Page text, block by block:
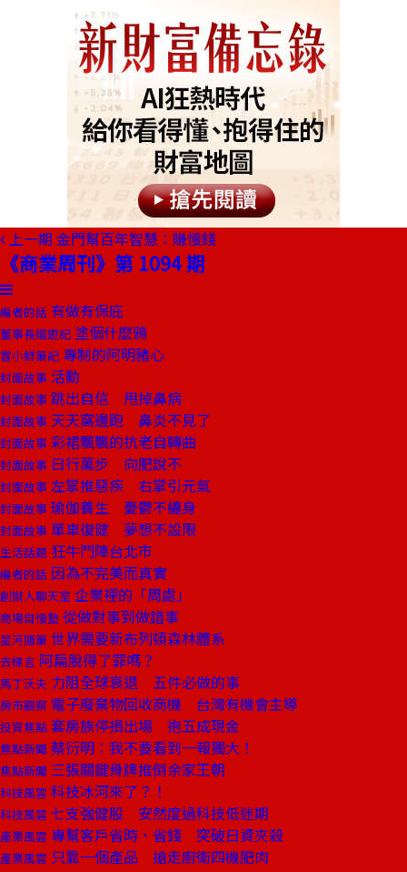
上一期 金門幫百年智慧：賺慢錢
《商業周刊》第 1094 期
編者的話 有做有保庇
董事長嬉遊記 塗個什麼鴉
嘗小鮮筆記 專制的阿明豬心
封面故事 活動
封面故事 跳出自信 甩掉鼻病
封面故事 天天窩邊跑 鼻炎不見了
封面故事 彩裙飄飄的抗老自轉曲
封面故事 日行萬步 向肥說不
封面故事 左掌推惡疾 右掌引元氣
封面故事 瑜伽養生 憂鬱不纏身
封面故事 單車復健 夢想不設限
生活話題 狂牛鬥陣台北市
編者的話 因為不完美而真實
創辦人聊天室 企業裡的「周處」
商場自慢塾 從做對事到做錯事
星河隨筆 世界需要新布列頓森林體系
去梯言 阿扁脫得了罪嗎？
馬丁沃夫 力阻全球衰退 五件必做的事
房市觀察 電子廢棄物回收商機 台灣有機會主導
投資焦點 套房族停損出場 抱五成現金
焦點新聞 蔡衍明：我不要看到一報獨大！
焦點新聞 三張關鍵骨牌推倒余家王朝
科技風雲 科技冰河來了？！
科技風雲 七支強健股 安然度過科技低迷期
產業風雲 專幫客戶省時、省錢 突破日資夾殺
產業風雲 只靠一個產品 搶走廚衛四機肥肉